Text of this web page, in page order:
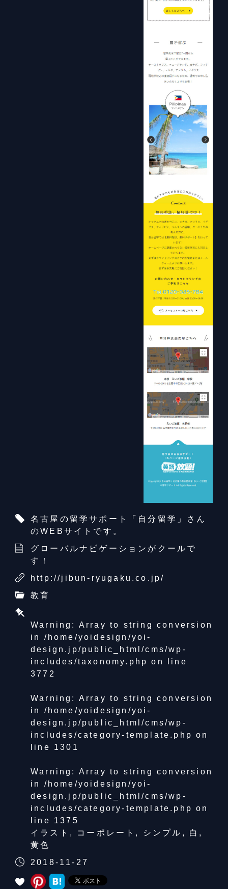
名古屋の留学サポート「自分留学」さん
のWEBサイトです。
グローバルナビゲーションがクールで
す！
http://jibun-ryugaku.co.jp/
教育
Warning : Array to string conversion
in /home/yoidesign/yoi-
design.jp/public_html/cms/wp-
includes/taxonomy.php on line
3772
Warning : Array to string conversion
in /home/yoidesign/yoi-
design.jp/public_html/cms/wp-
includes/category-template.php on
line 1301
Warning : Array to string conversion
in /home/yoidesign/yoi-
design.jp/public_html/cms/wp-
includes/category-template.php on
line 1375
イラスト , コーポレート , シンプル , 白 ,
黄色
2018-11-27